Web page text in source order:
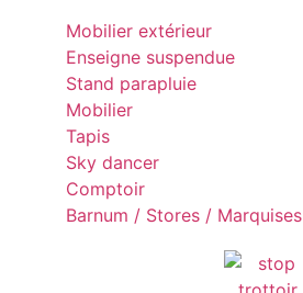
Mobilier extérieur
Enseigne suspendue
Stand parapluie
Mobilier
Tapis
Sky dancer
Comptoir
Barnum / Stores / Marquises